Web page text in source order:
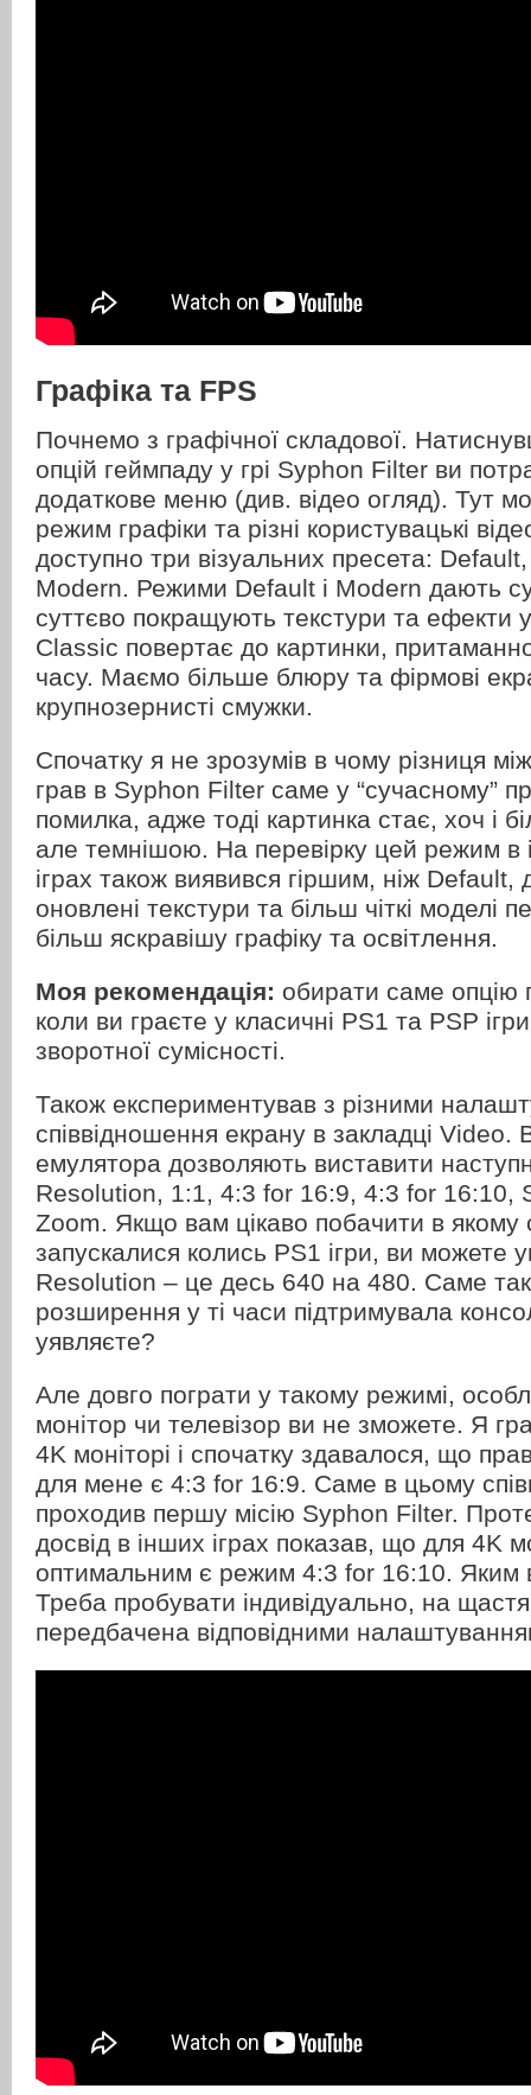
Графіка та FPS
Почнемо з графічної складової.
опцій геймпаду у грі Syphon Filter ви
додаткове меню (див. відео огляд). Тут
режим графіки та різні користувацькі
доступно три візуальних пресета:
Modern. Режими Default і Modern дають
суттєво покращують текстури та ефекти
Classic повертає до картинки,
часу. Маємо більше блюру та фірмові
крупнозернисті смужки.
Спочатку я не зрозумів в чому різниця
грав в Syphon Filter саме у “сучасному”
помилка, адже тоді картинка стає, хоч і
але темнішою. На перевірку цей режим в
іграх також виявився гіршим, ніж
оновлені текстури та більш чіткі моделі
більш яскравішу графіку та освітлення.
Моя рекомендація: обирати саме опцію
коли ви граєте у класичні PS1 та PSP
зворотної сумісності.
Також експериментував з різними
співвідношення екрану в закладці Video.
емулятора дозволяють виставити
Resolution, 1:1, 4:3 for 16:9, 4:3 for 16:10,
Zoom. Якщо вам цікаво побачити в якому
запускалися колись PS1 ігри, ви можете
Resolution – це десь 640 на 480. Саме
розширення у ті часи підтримувала
уявляєте?
Але довго пограти у такому режимі,
монітор чи телевізор ви не зможете. Я
4K моніторі і спочатку здавалося, що
для мене є 4:3 for 16:9. Саме в цьому
проходив першу місію Syphon Filter.
досвід в інших іграх показав, що для 4K
оптимальним є режим 4:3 for 16:10. Яким
Треба пробувати індивідуально, на
передбачена відповідними